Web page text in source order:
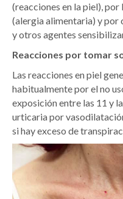
(reacciones en la piel),
(alergia alimentaria) y por
y otros agentes
Reacciones por tomar
Las reacciones en piel
habitualmente por el no
exposición entre las 11 y
urticaria por
si hay exceso de